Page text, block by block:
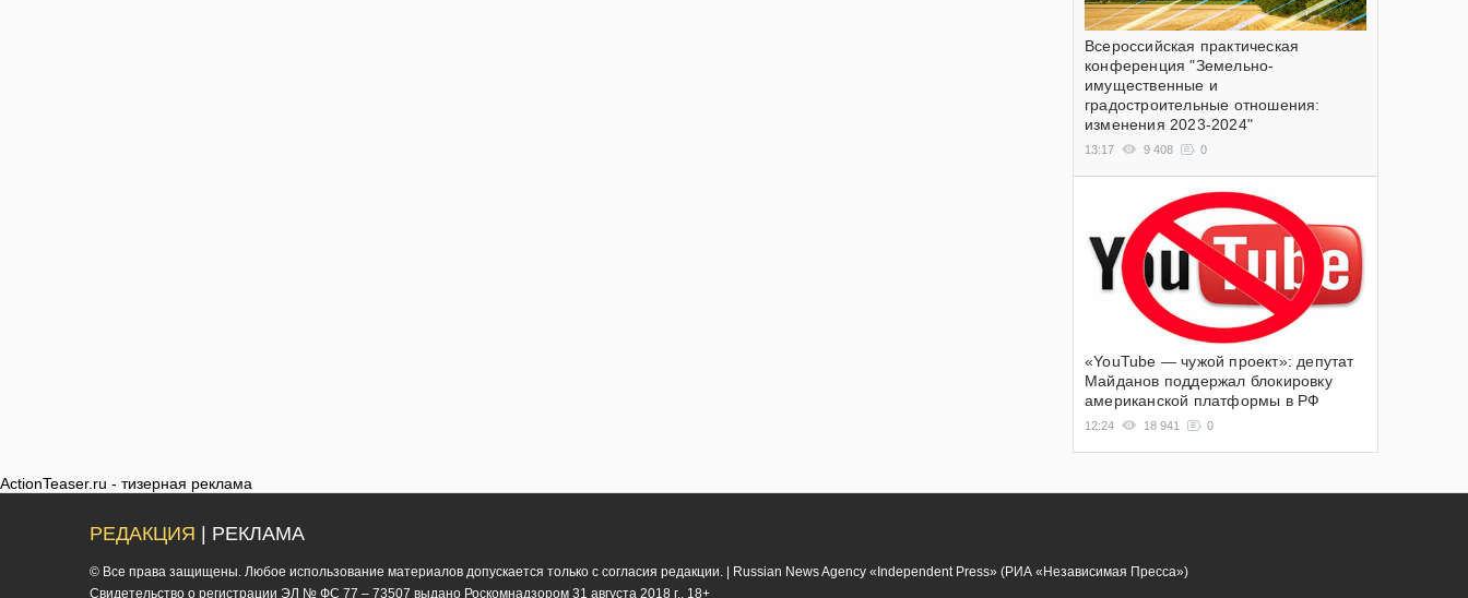
Всероссийская практическая
конференция "Земельно-
имущественные и
градостроительные отношения:
изменения 2023-2024"
13:17 9 408 0
«YouTube — чужой проект»: депутат
Майданов поддержал блокировку
американской платформы в РФ
12:24 18 941 0
ActionTeaser.ru - тизерная реклама
РЕДАКЦИЯ | РЕКЛАМА
© Все права защищены. Любое использование материалов допускается только с согласия редакции. | Russian News Agency «Independent Press» (РИА «Независимая Пресса»)
Cвидетельство о регистрации ЭЛ № ФС 77 – 73507 выдано Роскомнадзором 31 августа 2018 г.. 18+